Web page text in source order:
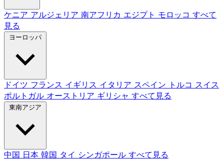
ケニア アルジェリア 南アフリカ エジプト モロッコ すべて
見る
ヨーロッパ
ドイツ フランス イギリス イタリア スペイン トルコ スイス
ポルトガル オーストリア ギリシャ すべて見る
東南アジア
中国 日本 韓国 タイ シンガポール すべて見る